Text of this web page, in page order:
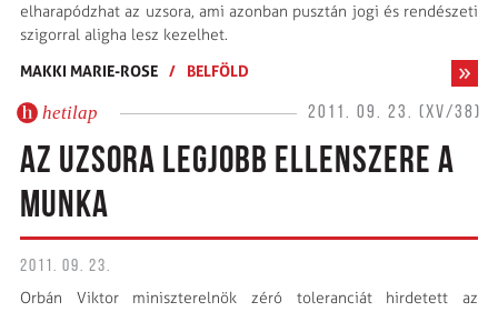
elharapódzhat az uzsora, ami azonban pusztán jogi és rendészeti
szigorral aligha lesz kezelhet.
MAKKI MARIE-ROSE / BELFÖLD
hetilap 2011. 09. 23. (XV/38)
AZ UZSORA LEGJOBB ELLENSZERE A
MUNKA
2011. 09. 23.
Orbán Viktor miniszterelnök zéró toleranciát hirdetett az